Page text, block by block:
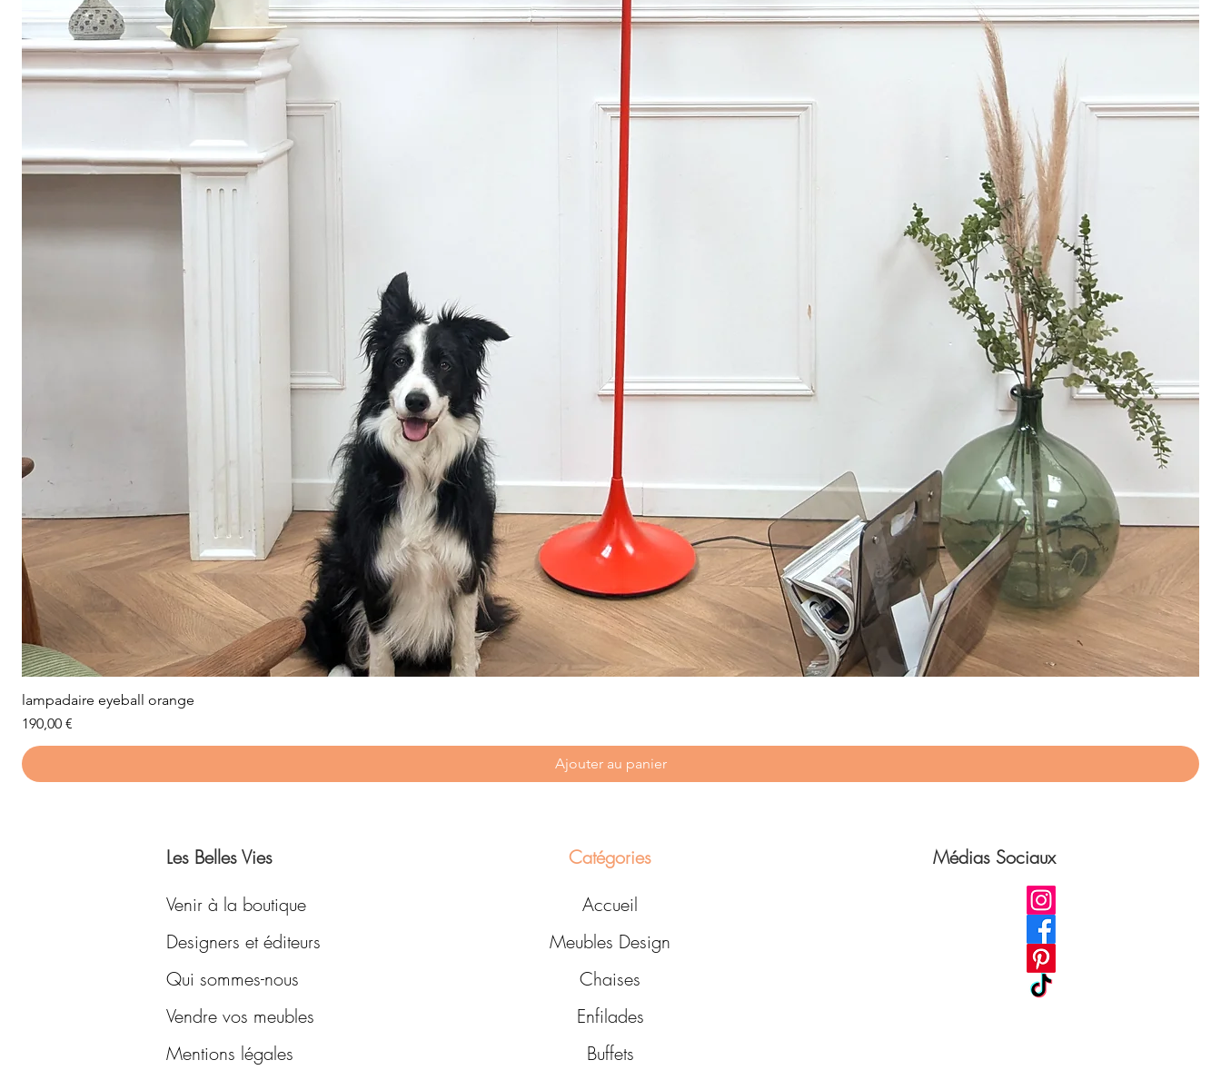
lampadaire eyeball orange
Prix
190,00 €
Ajouter au panier
Les Belles Vies
Venir à la boutique
Designers et éditeurs
Qui sommes-nous
Vendre vos meubles
Mentions légales
Catégories
Accueil
Meubles Design
Chaises
Enfilades
Buffets
Médias Sociaux